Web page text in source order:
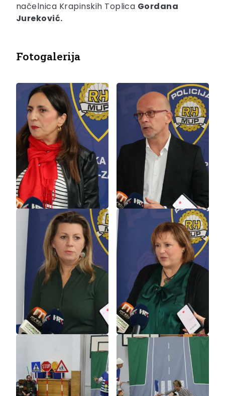
načelnica Krapinskih Toplica Gordana
Jureković.
Fotogalerija